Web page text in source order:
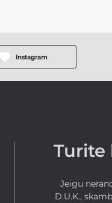
Instagram
Turite
Jeigu
D.U.K.,